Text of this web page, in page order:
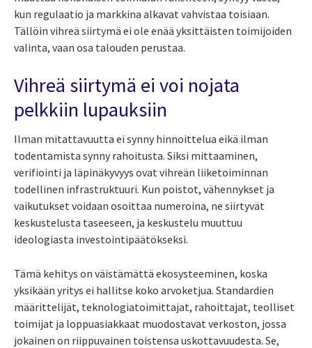
kun regulaatio ja markkina alkavat vahvistaa toisiaan.
Tällöin vihreä siirtymä ei ole enää yksittäisten toimijoiden
valinta, vaan osa talouden perustaa.
Vihreä siirtymä ei voi nojata
pelkkiin lupauksiin
Ilman mitattavuutta ei synny hinnoittelua eikä ilman
todentamista synny rahoitusta. Siksi mittaaminen,
verifiointi ja läpinäkyvyys ovat vihreän liiketoiminnan
todellinen infrastruktuuri. Kun poistot, vähennykset ja
vaikutukset voidaan osoittaa numeroina, ne siirtyvät
keskustelusta taseeseen, ja keskustelu muuttuu
ideologiasta investointipäätökseksi.
Tämä kehitys on väistämättä ekosysteeminen, koska
yksikään yritys ei hallitse koko arvoketjua. Standardien
määrittelijät, teknologiatoimittajat, rahoittajat, teolliset
toimijat ja loppuasiakkaat muodostavat verkoston, jossa
jokainen on riippuvainen toistensa uskottavuudesta. Se,